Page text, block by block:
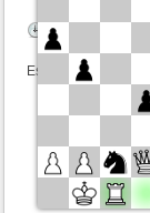
Tiempo: 15
Esta partida es por